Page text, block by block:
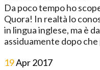
Da poco tempo ho
Quora! In realtà lo
in lingua inglese, ma è
assiduamente dopo
19Apr2017